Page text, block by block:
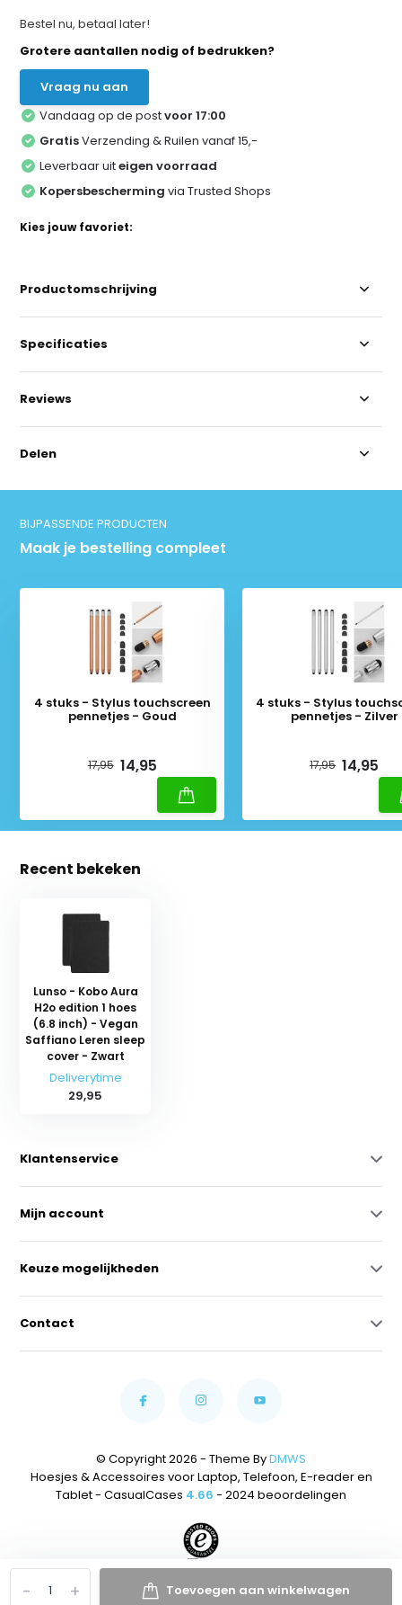
+
- Toevoegen aan winkelwagen
Bestel nu, betaal later!
Grotere aantallen nodig of bedrukken?
Vraag nu aan
Vandaag op de postvoor 17:00
GratisVerzending & Ruilen vanaf 15,-
Leverbaar uiteigen voorraad
Kopersbescherming via Trusted Shops
Kies jouw favoriet:
Productomschrijving
Specificaties
Reviews
Delen
BIJPASSENDE PRODUCTEN
Maak je bestelling compleet
4 stuks - Stylus touchscreen
pennetjes - Goud
17,95 14,95
4 stuks - Stylus
pennetjes - Zilver
17,95 14,95
Recent bekeken
Lunso - Kobo Aura
H2o edition 1 hoes
(6.8 inch) - Vegan
Saffiano Leren sleep
cover - Zwart
Deliverytime
29,95
Klantenservice
Mijn account
Keuze mogelijkheden
Contact
© Copyright 2026 - Theme ByDMWS
Hoesjes & Accessoires voor Laptop, Telefoon, E-reader en
Tablet - CasualCases 4.66 - 2024 beoordelingen